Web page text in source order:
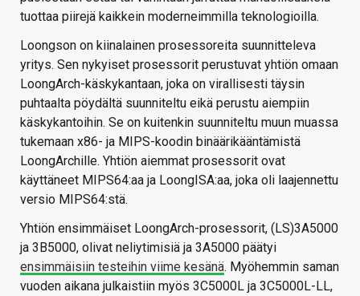
tuottaa piirejä kaikkein moderneimmilla teknologioilla.
Loongson on kiinalainen prosessoreita suunnitteleva
yritys. Sen nykyiset prosessorit perustuvat yhtiön omaan
LoongArch-käskykantaan, joka on virallisesti täysin
puhtaalta pöydältä suunniteltu eikä perustu aiempiin
käskykantoihin. Se on kuitenkin suunniteltu muun muassa
tukemaan x86- ja MIPS-koodin binäärikääntämistä
LoongArchille. Yhtiön aiemmat prosessorit ovat
käyttäneet MIPS64:aa ja LoongISA:aa, joka oli laajennettu
versio MIPS64:stä.
Yhtiön ensimmäiset LoongArch-prosessorit, (LS)3A5000
ja 3B5000, olivat neliytimisiä ja 3A5000 päätyi
ensimmäisiin testeihin viime kesänä. Myöhemmin saman
vuoden aikana julkaistiin myös 3C5000L ja 3C5000L-LL,